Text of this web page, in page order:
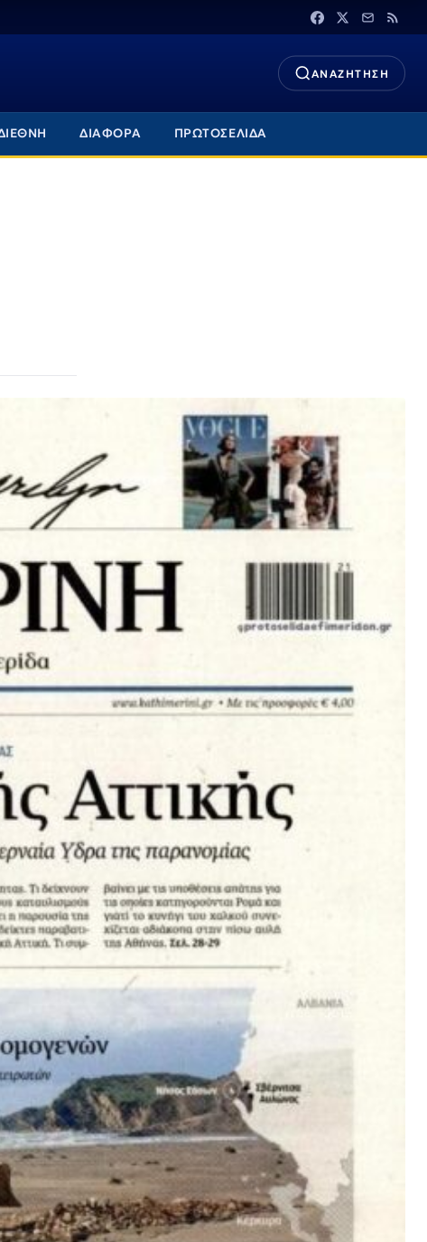
ΑΝΑΖΗΤΗΣΗ
ΔΙΑΦΟΡΑ ΠΡΩΤΟΣΕΛΙΔΑ